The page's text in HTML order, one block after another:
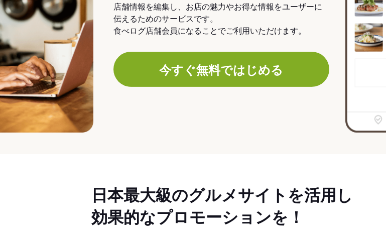
店舗情報を編集し、お店の魅力やお得な情報をユーザーに
伝えるためのサービスです。
食べログ店舗会員になることでご利用いただけます。
今すぐ無料ではじめる
日本最大級のグルメサイトを活用し
効果的なプロモーションを！